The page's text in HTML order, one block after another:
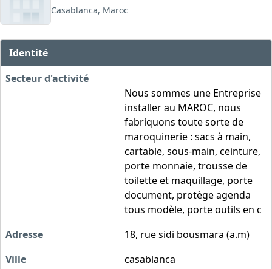
Casablanca, Maroc
Identité
Secteur d'activité
Nous sommes une Entreprise
installer au MAROC, nous
fabriquons toute sorte de
maroquinerie : sacs à main,
cartable, sous-main, ceinture,
porte monnaie, trousse de
toilette et maquillage, porte
document, protège agenda
tous modèle, porte outils en c
Adresse
18, rue sidi bousmara (a.m)
Ville
casablanca